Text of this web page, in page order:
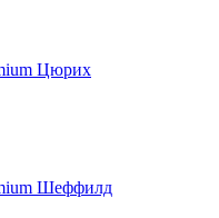
Цюрих
Шеффилд